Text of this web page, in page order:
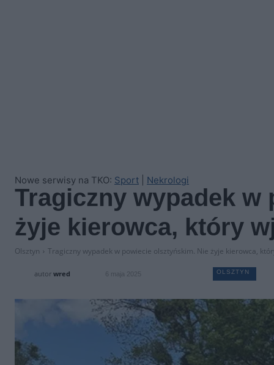
Nowe serwisy na TKO: Sport Nekrologi
Tragiczny wypadek
żyje kierowca, który
Olsztyn Tragiczny wypadek w powiecie olsztyńskim. Nie żyje kierowca,
autor wred 6 maja 2025 OLSZTYN